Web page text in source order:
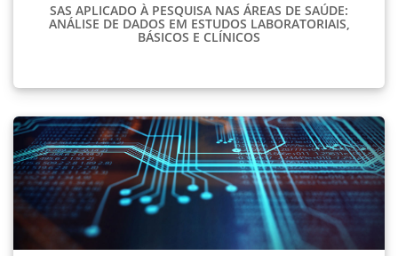
SAS APLICADO À PESQUISA NAS ÁREAS DE SAÚDE:
ANÁLISE DE DADOS EM ESTUDOS LABORATORIAIS,
BÁSICOS E CLÍNICOS